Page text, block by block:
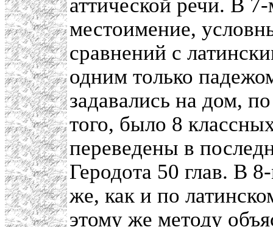
аттической речи. В
местоимение,
сравнений с
одним только
задавались на дом,
того, было 8
переведены в
Геродота 50 глав. В
же, как и по
этому же методу